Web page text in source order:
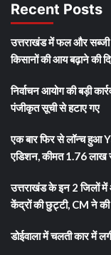
Recent Posts
उत्तराखंड में फल और सब्जी
किसानों की आय बढ़ाने की
निर्वाचन आयोग की बड़ी
पंजीकृत सूची से हटाए गए
एक बार फिर से लॉन्च
एडिशन, कीमत 1.76 लाख
उत्तराखंड के इन 2 जिलों में
केंद्रों की छुट्टी, CM ने
डोईवाला में चलती कार में